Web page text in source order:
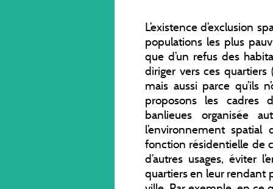
L’existence d’exclusion
populations les plus
que d’un refus des
diriger vers ces quartiers
mais aussi parce qu’ils
proposons les cadres
banlieues organisée
l’environnement spatial
fonction résidentielle de
d’autres usages, éviter
quartiers en leur rendant